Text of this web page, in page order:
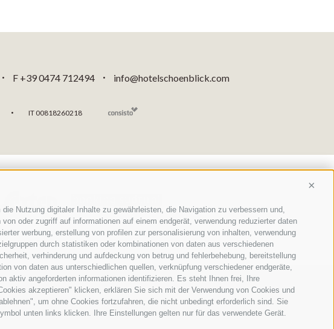
Nutzung digitaler Inhalte zu gewährleisten, die Navigation zu verbessern und,
oder zugriff auf informationen auf einem endgerät, verwendung reduzierter daten
werbung, erstellung von profilen zur personalisierung von inhalten, verwendung
durch statistiken oder kombinationen von daten aus verschiedenen
verhinderung und aufdeckung von betrug und fehlerbehebung, bereitstellung
von daten aus unterschiedlichen quellen, verknüpfung verschiedener endgeräte,
aktiv angeforderten informationen identifizieren. Es steht Ihnen frei, Ihre
akzeptieren" klicken, erklären Sie sich mit der Verwendung von Cookies und
um ohne Cookies fortzufahren, die nicht unbedingt erforderlich sind. Sie
unten links klicken. Ihre Einstellungen gelten nur für das verwendete Gerät.
• F +39 0474 712494 • info@hotelschoenblick.com
• IT 00818260218
Dolomiten liegt eine einzigartige alpine Welt.